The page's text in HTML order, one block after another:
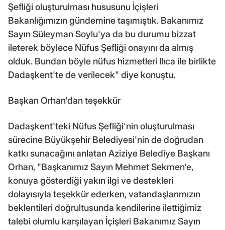
Şefliği oluşturulması hususunu İçişleri
Bakanlığımızın gündemine taşımıştık. Bakanımız
Sayın Süleyman Soylu'ya da bu durumu bizzat
ileterek böylece Nüfus Şefliği onayını da almış
olduk. Bundan böyle nüfus hizmetleri Ilıca ile birlikte
Dadaşkent'te de verilecek" diye konuştu.
Başkan Orhan'dan teşekkür
Dadaşkent'teki Nüfus Şefliği'nin oluşturulması
sürecine Büyükşehir Belediyesi'nin de doğrudan
katkı sunacağını anlatan Aziziye Belediye Başkanı
Orhan, "Başkanımız Sayın Mehmet Sekmen'e,
konuya gösterdiği yakın ilgi ve destekleri
dolayısıyla teşekkür ederken, vatandaşlarımızın
beklentileri doğrultusunda kendilerine ilettiğimiz
talebi olumlu karşılayan İçişleri Bakanımız Sayın